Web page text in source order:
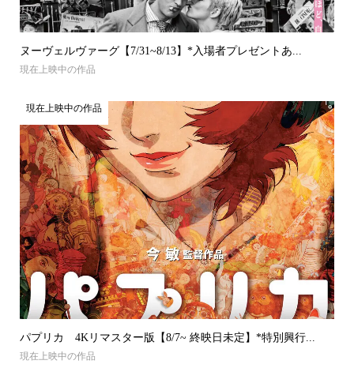
ヌーヴェルヴァーグ【7/31~8/13】*入場者プレゼントあ...
現在上映中の作品
現在上映中の作品
パプリカ 4Kリマスター版【8/7~ 終映日未定】*特別興行...
現在上映中の作品